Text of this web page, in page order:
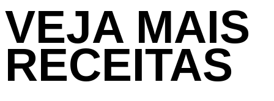
VEJA MAIS
RECEITAS